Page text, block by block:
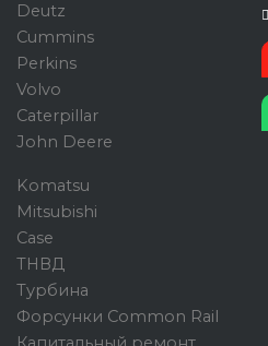
Deutz
Cummins
Perkins
Volvo
Caterpillar
John Deere
Komatsu
Mitsubishi
Case
ТНВД
Турбина
Форсунки Common Rail